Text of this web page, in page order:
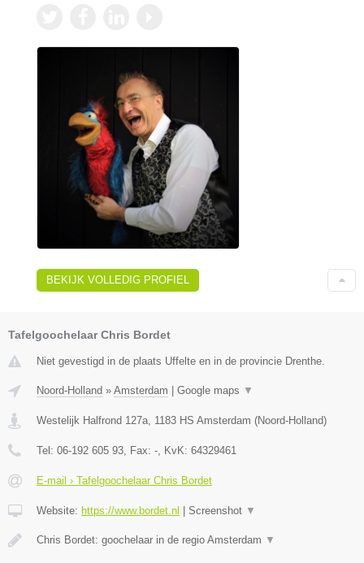
BEKIJK VOLLEDIG PROFIEL
Tafelgoochelaar Chris Bordet
Niet gevestigd in de plaats Uffelte en in de provincie Drenthe.
Noord-Holland » Amsterdam Google maps ▼
Westelijk Halfrond 127a, 1183 HS Amsterdam (Noord-Holland)
Tel: 06-192 605 93, Fax: -, KvK: 64329461
E-mail › Tafelgoochelaar Chris Bordet
Website: https://www.bordet.nl Screenshot ▼
Chris Bordet: goochelaar in de regio Amsterdam ▼